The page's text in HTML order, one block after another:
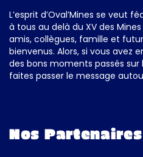
L’esprit d’Oval’Mines se veut
à tous au delà du XV des
amis, collègues, famille et
bienvenus. Alors, si vous avez
des bons moments passés
faites passer le message
Nos Partenaires